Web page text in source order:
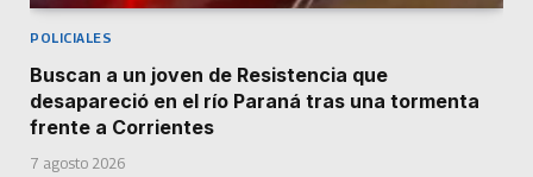
POLICIALES
Buscan a un joven de Resistencia que
desapareció en el río Paraná tras una tormenta
frente a Corrientes
7 agosto 2026